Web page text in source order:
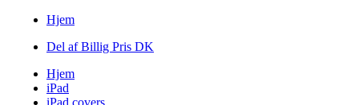
Hjem
Del af Billig Pris DK
Hjem
iPad
iPad covers